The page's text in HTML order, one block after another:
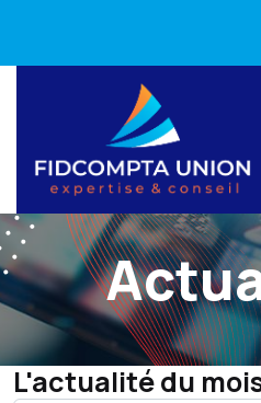
L'actualité du